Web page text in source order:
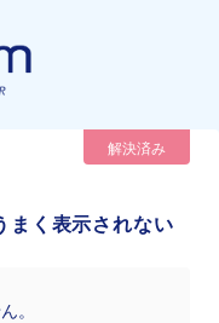
解決済み
まく表示されない
。